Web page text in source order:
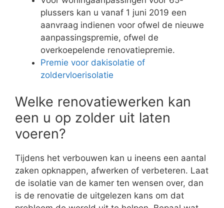
plussers kan u vanaf 1 juni 2019 een
aanvraag indienen voor ofwel de nieuwe
aanpassingspremie, ofwel de
overkoepelende renovatiepremie.
Premie voor dakisolatie of
zoldervloerisolatie
Welke renovatiewerken kan
een u op zolder uit laten
voeren?
Tijdens het verbouwen kan u ineens een aantal
zaken opknappen, afwerken of verbeteren. Laat
de isolatie van de kamer ten wensen over, dan
is de renovatie de uitgelezen kans om dat